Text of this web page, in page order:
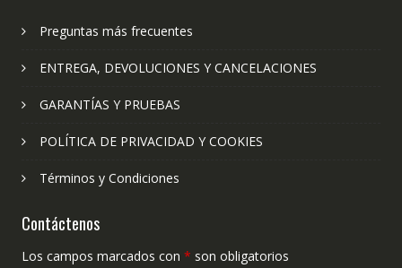
Preguntas más frecuentes
ENTREGA, DEVOLUCIONES Y CANCELACIONES
GARANTÍAS Y PRUEBAS
POLÍTICA DE PRIVACIDAD Y COOKIES
Términos y Condiciones
Contáctenos
Los campos marcados con * son obligatorios